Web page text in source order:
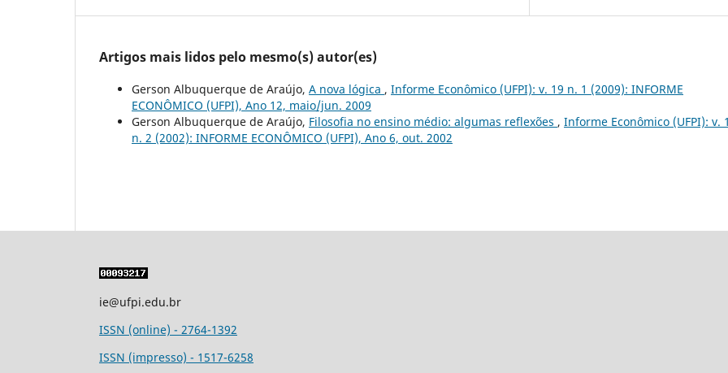
Artigos mais lidos pelo mesmo(s) autor(es)
Gerson Albuquerque de Araújo, A nova lógica , Informe Econômico (UFPI): v. 19 n. 1 (2009): INFORME
ECONÔMICO (UFPI), Ano 12, maio/jun. 2009
Gerson Albuquerque de Araújo, Filosofia no ensino médio: algumas reflexões , Informe Econômico (UFPI): v.
n. 2 (2002): INFORME ECONÔMICO (UFPI), Ano 6, out. 2002
ie@ufpi.edu.br
ISSN (online) - 2764-1392
ISSN (impresso) - 1517-6258